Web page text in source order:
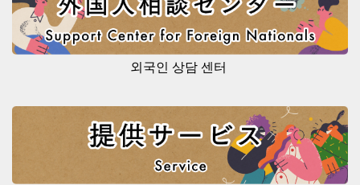
외국인 상담 센터